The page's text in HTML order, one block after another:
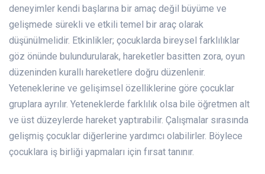
deneyimler kendi başlarına bir amaç değil büyüme ve
gelişmede sürekli ve etkili temel bir araç olarak
düşünülmelidir. Etkinlikler; çocuklarda bireysel farklılıklar
göz önünde bulundurularak, hareketler basitten zora, oyun
düzeninden kurallı hareketlere doğru düzenlenir.
Yeteneklerine ve gelişimsel özelliklerine göre çocuklar
gruplara ayrılır. Yeteneklerde farklılık olsa bile öğretmen alt
ve üst düzeylerde hareket yaptırabilir. Çalışmalar sırasında
gelişmiş çocuklar diğerlerine yardımcı olabilirler. Böylece
çocuklara iş birliği yapmaları için fırsat tanınır.